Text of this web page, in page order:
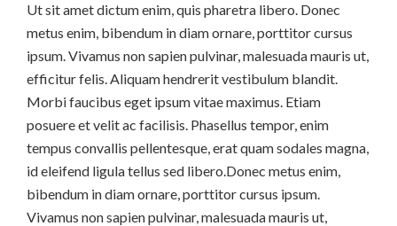
Ut sit amet dictum enim, quis pharetra libero. Donec
metus enim, bibendum in diam ornare, porttitor cursus
ipsum. Vivamus non sapien pulvinar, malesuada mauris ut,
efficitur felis. Aliquam hendrerit vestibulum blandit.
Morbi faucibus eget ipsum vitae maximus. Etiam
posuere et velit ac facilisis. Phasellus tempor, enim
tempus convallis pellentesque, erat quam sodales magna,
id eleifend ligula tellus sed libero.Donec metus enim,
bibendum in diam ornare, porttitor cursus ipsum.
Vivamus non sapien pulvinar, malesuada mauris ut,